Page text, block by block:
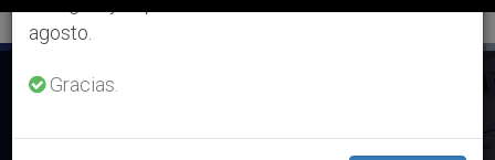
ÚLTIMAS NOTICIAS
Informe: Los costes ocultos de los tratamientos de
agosto.
Gracias.